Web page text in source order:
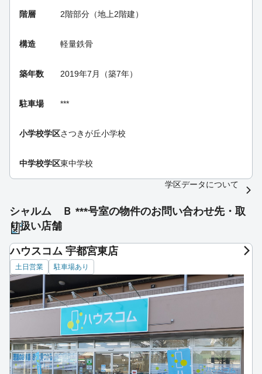
階層 2階部分（地上2階建）
構造 軽量鉄骨
築年数 2019年7月（築7年）
駐車場 ***
小学校学区さつきが丘小学校
中学校学区東中学校
学区データについて
シャルム Ｂ ***号室の物件のお問い合わせ先・取
り扱い店舗
ハウスコム 宇都宮東店
土日営業 駐車場あり